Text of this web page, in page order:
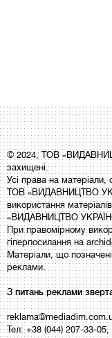
© 2024, ТОВ
захищені.
Усі права на матеріали,
ТОВ «ВИДАВНИЦТВО
використання
«ВИДАВНИЦТВО
При правомірному
гіперпосилання на
Матеріали, що
реклами.
З питань реклами
Тел: +38 (044) 207-33-